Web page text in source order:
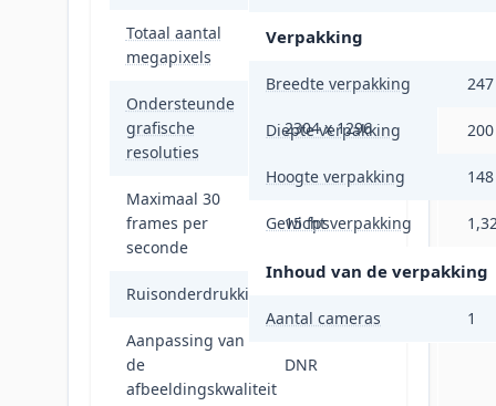
Totaal aantal
megapixels
3 MP
Ondersteunde
grafische
resoluties
2304 x 1296
Maximaal 30
frames per
seconde
15 fps
Ruisonderdrukking
Aanpassing van
de
afbeeldingskwaliteit
DNR
Verpakking
Breedte verpakking
Diepte verpakking
Hoogte verpakking
Gewicht verpakking
Inhoud van de verpakking
Aantal cameras 1